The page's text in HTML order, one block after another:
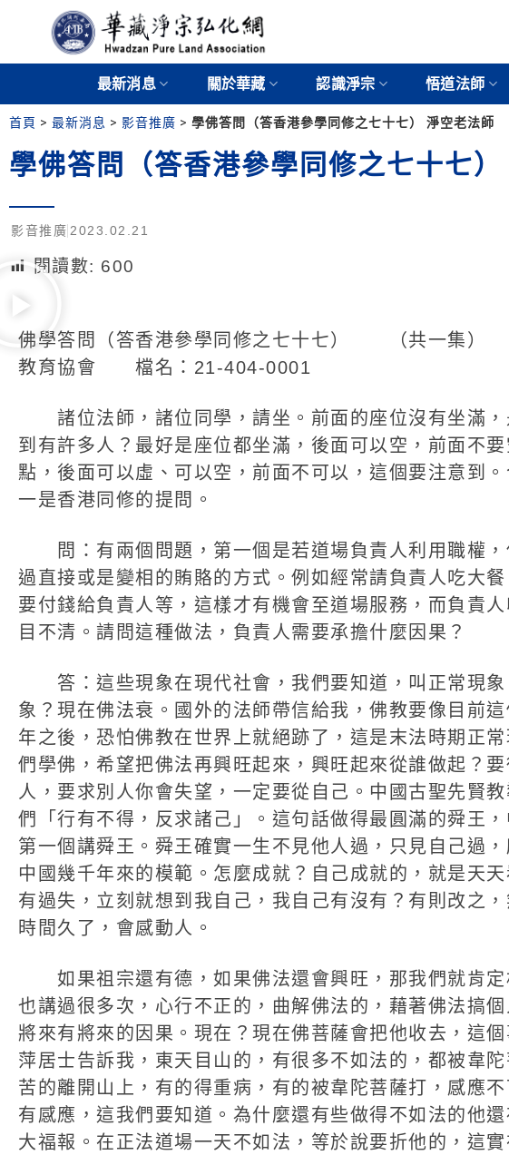
最新消息 關於華藏 認識淨宗 悟道法師
首頁 > 最新消息 > 影音推廣 > 學佛答問（答香港參學同修之七十七） 淨空老法師
學佛答問（答香港參學同修之七十七
影音推廣 2023.02.21
閱讀數: 600
佛學答問（答香港參學同修之七十七） （共一
教育協會 檔名：21-404-0001
諸位法師，諸位同學，請坐。前面的座位沒有坐滿，
到有許多人？最好是座位都坐滿，後面可以空，前面不
點，後面可以虛、可以空，前面不可以，這個要注意到
一是香港同修的提問。
問：有兩個問題，第一個是若道場負責人利用職權，
過直接或是變相的賄賂的方式。例如經常請負責人吃大
要付錢給負責人等，這樣才有機會至道場服務，而負責
目不清。請問這種做法，負責人需要承擔什麼因果？
答：這些現象在現代社會，我們要知道，叫正常現象
象？現在佛法衰。國外的法師帶信給我，佛教要像目前
年之後，恐怕佛教在世界上就絕跡了，這是末法時期正
們學佛，希望把佛法再興旺起來，興旺起來從誰做起？
人，要求別人你會失望，一定要從自己。中國古聖先賢
們「行有不得，反求諸己」。這句話做得最圓滿的舜王
第一個講舜王。舜王確實一生不見他人過，只見自己過
中國幾千年來的模範。怎麼成就？自己成就的，就是天
有過失，立刻就想到我自己，我自己有沒有？有則改之
時間久了，會感動人。
如果祖宗還有德，如果佛法還會興旺，那我們就肯定
也講過很多次，心行不正的，曲解佛法的，藉著佛法搞個
將來有將來的因果。現在？現在佛菩薩會把他收去，這
萍居士告訴我，東天目山的，有很多不如法的，都被韋
苦的離開山上，有的得重病，有的被韋陀菩薩打，感應
有感應，這我們要知道。為什麼還有些做得不如法的他
大福報。在正法道場一天不如法，等於說要折他的，這